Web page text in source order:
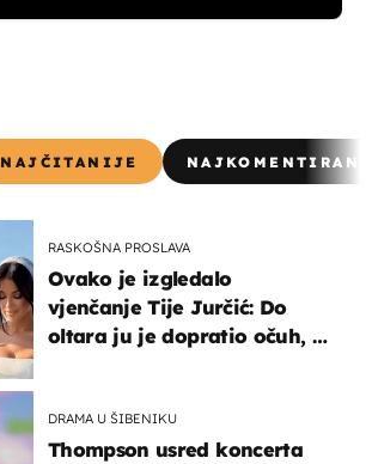
NAJČITANIJE
RASKOŠNA PROSLAVA
Ovako je izgledalo
vjenčanje Tije Jurčić: Do
oltara ju je dopratio očuh, a
DRAMA U ŠIBENIKU
Thompson usred koncerta